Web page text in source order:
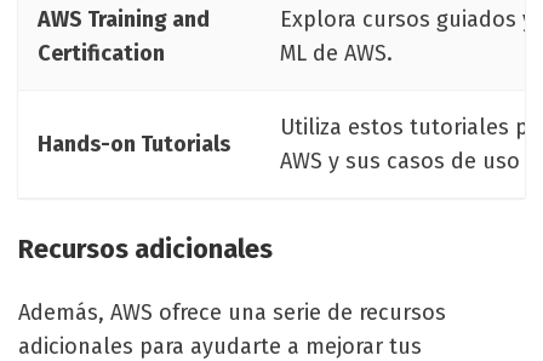
AWS Training and
Certification
Explora cursos guiados
ML de AWS.
Hands-on Tutorials
Utiliza estos tutoriales
AWS y sus casos de uso
Recursos adicionales
Además, AWS ofrece una serie de recursos
adicionales para ayudarte a mejorar tus